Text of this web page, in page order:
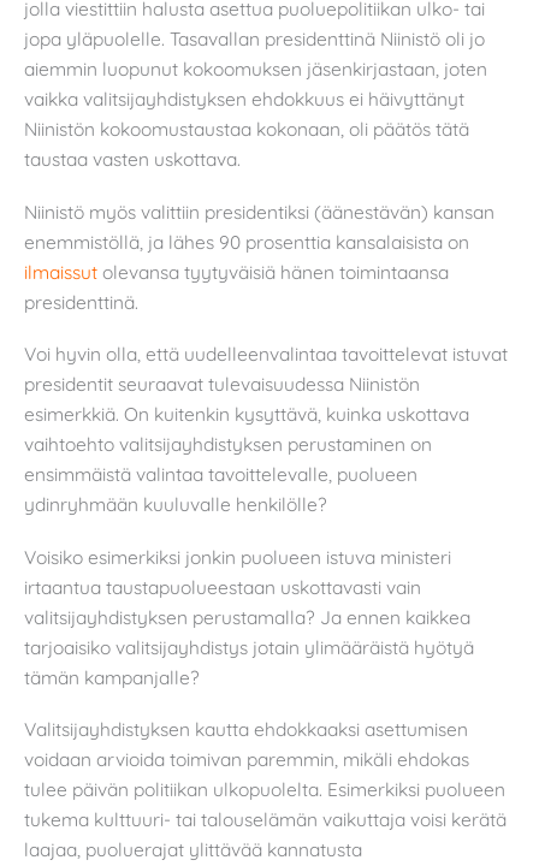
jolla viestittiin halusta asettua puoluepolitiikan ulko- tai
jopa yläpuolelle. Tasavallan presidenttinä Niinistö oli jo
aiemmin luopunut kokoomuksen jäsenkirjastaan, joten
vaikka valitsijayhdistyksen ehdokkuus ei häivyttänyt
Niinistön kokoomustaustaa kokonaan, oli päätös tätä
taustaa vasten uskottava.
Niinistö myös valittiin presidentiksi (äänestävän) kansan
enemmistöllä, ja lähes 90 prosenttia kansalaisista on
ilmaissut olevansa tyytyväisiä hänen toimintaansa
presidenttinä.
Voi hyvin olla, että uudelleenvalintaa tavoittelevat istuvat
presidentit seuraavat tulevaisuudessa Niinistön
esimerkkiä. On kuitenkin kysyttävä, kuinka uskottava
vaihtoehto valitsijayhdistyksen perustaminen on
ensimmäistä valintaa tavoittelevalle, puolueen
ydinryhmään kuuluvalle henkilölle?
Voisiko esimerkiksi jonkin puolueen istuva ministeri
irtaantua taustapuolueestaan uskottavasti vain
valitsijayhdistyksen perustamalla? Ja ennen kaikkea
tarjoaisiko valitsijayhdistys jotain ylimääräistä hyötyä
tämän kampanjalle?
Valitsijayhdistyksen kautta ehdokkaaksi asettumisen
voidaan arvioida toimivan paremmin, mikäli ehdokas
tulee päivän politiikan ulkopuolelta. Esimerkiksi puolueen
tukema kulttuuri- tai talouselämän vaikuttaja voisi kerätä
laajaa, puoluerajat ylittävää kannatusta